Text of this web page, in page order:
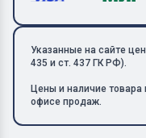
Указанные на сайте
435 и ст. 437 ГК РФ).
Цены и наличие товара
офисе продаж.